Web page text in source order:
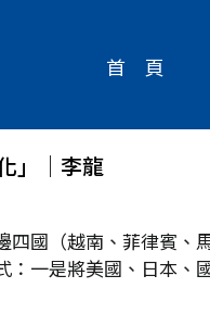
首 頁
」│李龍
四國（越南、菲律賓
：一是將美國、日本